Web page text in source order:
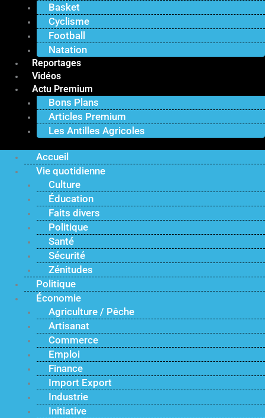
Basket
Cyclisme
Football
Natation
Reportages
Vidéos
Actu Premium
Bons Plans
Articles Premium
Les Antilles Agricoles
Accueil
Vie quotidienne
Culture
Éducation
Faits divers
Politique
Santé
Sécurité
Zénitudes
Politique
Économie
Agriculture / Pêche
Artisanat
Commerce
Emploi
Finance
Import Export
Industrie
Initiative